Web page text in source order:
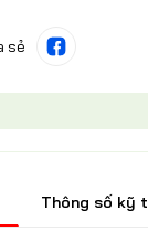
sẻ
Thông số kỹ